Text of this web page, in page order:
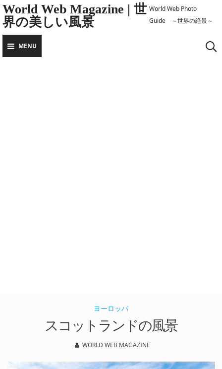
Skip
to
content
World Web Magazine | 世
界の美しい風景
World Web Photo
Guide ～世界の絶景～
MENU
ヨーロッパ
スコットランドの風景
WORLD WEB MAGAZINE